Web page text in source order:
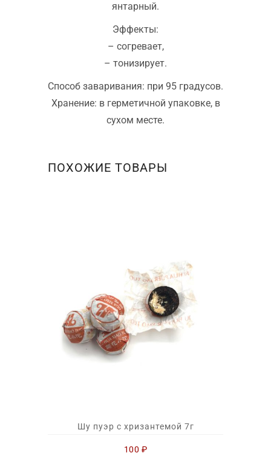
янтарный.
Эффекты:
– согревает,
– тонизирует.
Способ заваривания: при 95 градусов.
Хранение: в герметичной упаковке, в
сухом месте.
ПОХОЖИЕ ТОВАРЫ
Шу пуэр с хризантемой 7г
100 ₽